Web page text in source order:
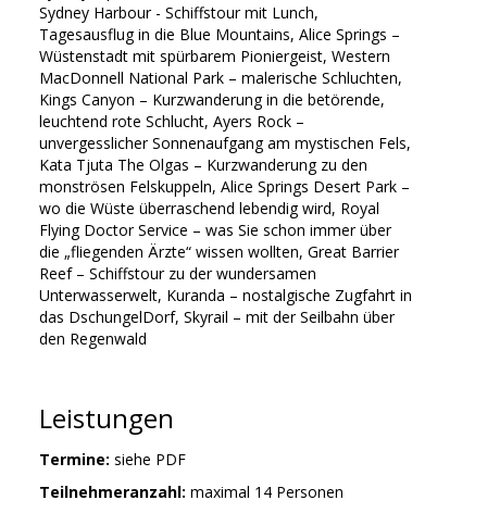
Sydney Harbour - Schiffstour mit Lunch,
Tagesausflug in die Blue Mountains, Alice Springs –
Wüstenstadt mit spürbarem Pioniergeist, Western
MacDonnell National Park – malerische Schluchten,
Kings Canyon – Kurzwanderung in die betörende,
leuchtend rote Schlucht, Ayers Rock –
unvergesslicher Sonnenaufgang am mystischen Fels,
Kata Tjuta The Olgas – Kurzwanderung zu den
monströsen Felskuppeln, Alice Springs Desert Park –
wo die Wüste überraschend lebendig wird, Royal
Flying Doctor Service – was Sie schon immer über
die „fliegenden Ärzte“ wissen wollten, Great Barrier
Reef – Schiffstour zu der wundersamen
Unterwasserwelt, Kuranda – nostalgische Zugfahrt in
das DschungelDorf, Skyrail – mit der Seilbahn über
den Regenwald
Leistungen
Termine: siehe PDF
Teilnehmeranzahl: maximal 14 Personen